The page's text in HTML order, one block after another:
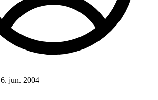
6. jun. 2004